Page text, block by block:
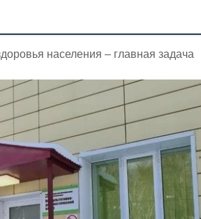
населения – главная задача